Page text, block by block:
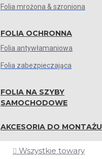
Folia mrożona & szroniona
FOLIA OCHRONNA
Folia antywłamaniowa
Folia zabezpieczająca
FOLIA NA SZYBY
SAMOCHODOWE
AKCESORIA DO MONTAŻU
Wszystkie towary